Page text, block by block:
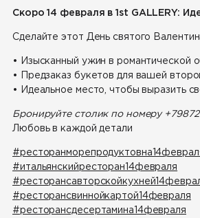
Скоро 14 февраля в 1st GALLERY:
Сделайте этот День святого
• Изысканный ужин в романтической
• Предзаказ букетов для вашей
• Идеальное место, чтобы выразить
Бронируйте столик по номеру
Любовь в каждой детали
#итальянскийресторан14февраля
#ресторансвиннойкартой14февраля
#ресторансдесертамина14февраля